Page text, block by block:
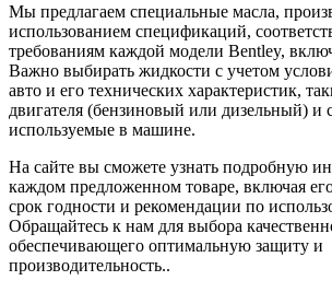
Мы предлагаем специальные масла,
использованием спецификаций,
требованиям каждой модели Bentley,
Важно выбирать жидкости с учетом
авто и его технических характеристик,
двигателя (бензиновый или дизельный) и
используемые в машине.
На сайте вы сможете узнать подробную
каждом предложенном товаре, включая
срок годности и рекомендации по
Обращайтесь к нам для выбора
обеспечивающего оптимальную защиту и
производительность..